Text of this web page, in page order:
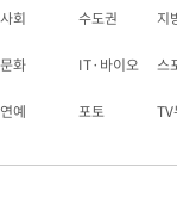
사회 수도권 지
문화 IT·바이오 스
연예 포토 TV